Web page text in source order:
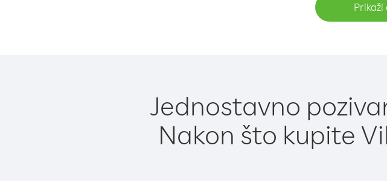
Prikaži
Jednostavno
Nakon što kupite